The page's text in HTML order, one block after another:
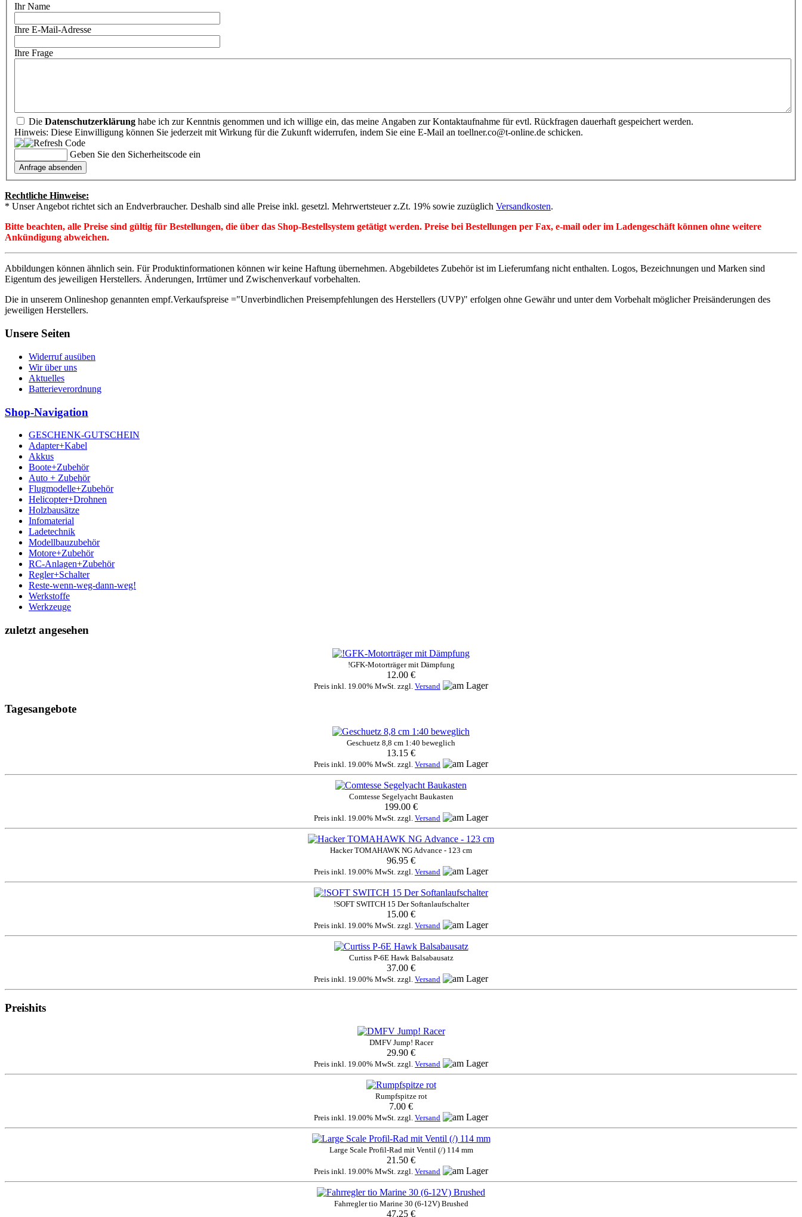
Ihr Name
Ihre E-Mail-Adresse
Ihre Frage
Die Datenschutzerklärung habe ich zur Kenntnis genommen und ich willige ein, das meine Angaben zur Kontaktaufnahme für evtl. Rückfragen dauerhaft gespeichert werden.
Hinweis: Diese Einwilligung können Sie jederzeit mit Wirkung für die Zukunft widerrufen, indem Sie eine E-Mail an toellner.co@t-online.de schicken.
Geben Sie den Sicherheitscode ein
Rechtliche Hinweise:
* Unser Angebot richtet sich an Endverbraucher. Deshalb sind alle Preise inkl. gesetzl. Mehrwertsteuer z.Zt. 19% sowie zuzüglich Versandkosten.
Bitte beachten, alle Preise sind gültig für Bestellungen, die über das Shop-Bestellsystem getätigt werden. Preise bei Bestellungen per Fax, e-mail oder im Ladengeschäft können ohne weitere
Ankündigung abweichen.
Abbildungen können ähnlich sein. Für Produktinformationen können wir keine Haftung übernehmen. Abgebildetes Zubehör ist im Lieferumfang nicht enthalten. Logos, Bezeichnungen und Marken sind
Eigentum des jeweiligen Herstellers. Änderungen, Irrtümer und Zwischenverkauf vorbehalten.
Die in unserem Onlineshop genannten empf.Verkaufspreise ="Unverbindlichen Preisempfehlungen des Herstellers (UVP)" erfolgen ohne Gewähr und unter dem Vorbehalt möglicher Preisänderungen des
jeweiligen Herstellers.
Unsere Seiten
Widerruf ausüben
Wir über uns
Aktuelles
Batterieverordnung
Shop-Navigation
GESCHENK-GUTSCHEIN
Adapter+Kabel
Akkus
Boote+Zubehör
Auto + Zubehör
Flugmodelle+Zubehör
Helicopter+Drohnen
Holzbausätze
Infomaterial
Ladetechnik
Modellbauzubehör
Motore+Zubehör
RC-Anlagen+Zubehör
Regler+Schalter
Reste-wenn-weg-dann-weg!
Werkstoffe
Werkzeuge
zuletzt angesehen
!GFK-Motorträger mit Dämpfung
12.00 €
Preis inkl. 19.00% MwSt. zzgl. Versand
Tagesangebote
Geschuetz 8,8 cm 1:40 beweglich
13.15 €
Preis inkl. 19.00% MwSt. zzgl. Versand
Comtesse Segelyacht Baukasten
199.00 €
Preis inkl. 19.00% MwSt. zzgl. Versand
Hacker TOMAHAWK NG Advance - 123 cm
96.95 €
Preis inkl. 19.00% MwSt. zzgl. Versand
!SOFT SWITCH 15 Der Softanlaufschalter
15.00 €
Preis inkl. 19.00% MwSt. zzgl. Versand
Curtiss P-6E Hawk Balsabausatz
37.00 €
Preis inkl. 19.00% MwSt. zzgl. Versand
Preishits
DMFV Jump! Racer
29.90 €
Preis inkl. 19.00% MwSt. zzgl. Versand
Rumpfspitze rot
7.00 €
Preis inkl. 19.00% MwSt. zzgl. Versand
Large Scale Profil-Rad mit Ventil (/) 114 mm
21.50 €
Preis inkl. 19.00% MwSt. zzgl. Versand
Fahrregler tio Marine 30 (6-12V) Brushed
47.25 €